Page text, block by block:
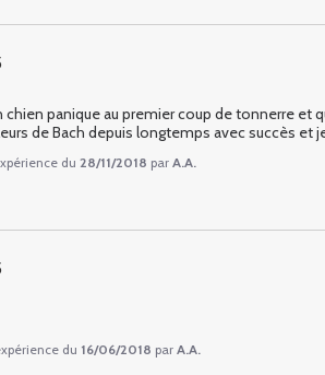
chien panique au premier coup de tonnerre et
de Bach depuis longtemps avec succès
du 28/11/2018 par A.A.
du 16/06/2018 par A.A.